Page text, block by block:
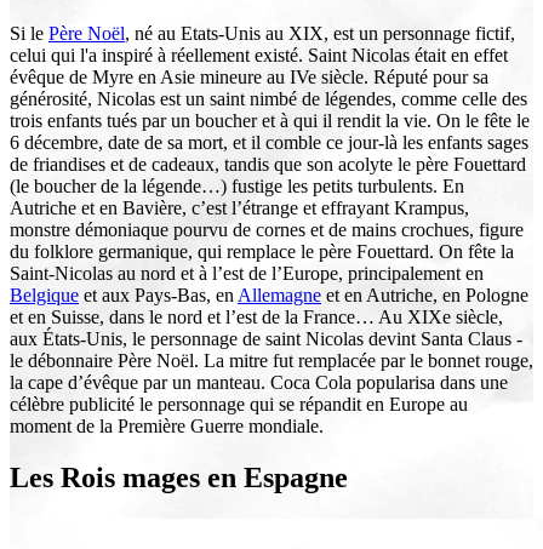
Si le Père Noël, né au Etats-Unis au XIX, est un personnage fictif,
celui qui l'a inspiré à réellement existé. Saint Nicolas était en effet
évêque de Myre en Asie mineure au IVe siècle. Réputé pour sa
générosité, Nicolas est un saint nimbé de légendes, comme celle des
trois enfants tués par un boucher et à qui il rendit la vie. On le fête le
6 décembre, date de sa mort, et il comble ce jour-là les enfants sages
de friandises et de cadeaux, tandis que son acolyte le père Fouettard
(le boucher de la légende…) fustige les petits turbulents. En
Autriche et en Bavière, c’est l’étrange et effrayant Krampus,
monstre démoniaque pourvu de cornes et de mains crochues, figure
du folklore germanique, qui remplace le père Fouettard. On fête la
Saint-Nicolas au nord et à l’est de l’Europe, principalement en
Belgique et aux Pays-Bas, enAllemagne et en Autriche, en Pologne
et en Suisse, dans le nord et l’est de la France… Au XIXe siècle,
aux États-Unis, le personnage de saint Nicolas devint Santa Claus -
le débonnaire Père Noël. La mitre fut remplacée par le bonnet rouge,
la cape d’évêque par un manteau. Coca Cola popularisa dans une
célèbre publicité le personnage qui se répandit en Europe au
moment de la Première Guerre mondiale.
Les Rois mages en Espagne